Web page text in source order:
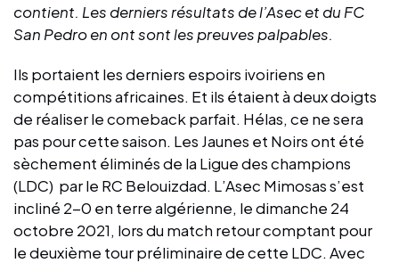
contient. Les derniers résultats de l’Asec et du FC
San Pedro en ont sont les preuves palpables.
Ils portaient les derniers espoirs ivoiriens en
compétitions africaines. Et ils étaient à deux doigts
de réaliser le comeback parfait. Hélas, ce ne sera
pas pour cette saison. Les Jaunes et Noirs ont été
sèchement éliminés de la Ligue des champions
(LDC) par le RC Belouizdad. L’Asec Mimosas s’est
incliné 2-0 en terre algérienne, le dimanche 24
octobre 2021, lors du match retour comptant pour
le deuxième tour préliminaire de cette LDC. Avec